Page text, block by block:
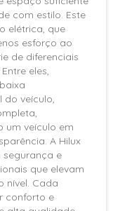
rebatível
(laterais e
(AS)
tração
eletrônica de
traseiro
com estilo. Este
elétrica, que
esforço ao
de diferenciais
eles,
do veículo,
um veículo em
A Hilux
segurança e
que elevam
nível. Cada
conforto e